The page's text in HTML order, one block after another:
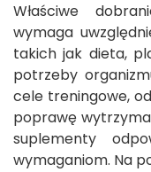
Właściwe
wymaga
takich jak dieta,
potrzeby
cele treningowe,
poprawę
suplementy
wymaganiom. Na